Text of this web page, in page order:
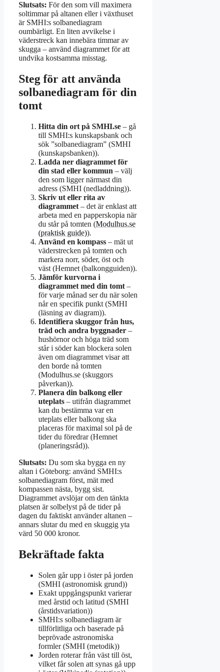
Slutsats: För den som vill maximera
soltimmar på altanen eller i växthuset
är SMHI:s solbanediagram
oumbärligt. En liten avvikelse i
väderstreck kan innebära timmar av
skugga – använd diagrammet för att
undvika kostsamma misstag.
Steg för att använda
solbanediagram för din
tomt
Hitta din ort på SMHI.se – gå
till SMHI:s kunskapsbank och
sök ”solbanediagram” (SMHI
(kunskapsbanken)).
Ladda ner diagrammet för
din stad eller kommun – välj
den som ligger närmast din
adress (SMHI (nedladdning)).
Skriv ut eller rita av
diagrammet – det är enklast att
arbeta med en papperskopia när
du står på tomten (Modulhus.se
(praktisk guide)).
Använd en kompass – mät ut
väderstrecken på tomten och
markera norr, söder, öst och
väst (Hemnet (balkongguiden)).
Jämför kurvorna i
diagrammet med din tomt –
för varje månad ser du när solen
når en specifik punkt (SMHI
(läsning av diagram)).
Identifiera skuggor från hus,
träd och andra byggnader –
hushörnor och höga träd som
står i söder kan blockera solen
även om diagrammet visar att
den borde nå tomten
(Modulhus.se (skuggors
påverkan)).
Planera din balkong eller
uteplats – utifrån diagrammet
kan du bestämma var en
uteplats eller balkong ska
placeras för maximal sol på de
tider du föredrar (Hemnet
(planeringsråd)).
Slutsats: Du som ska bygga en ny
altan i Göteborg: använd SMHI:s
solbanediagram först, mät med
kompassen nästa, bygg sist.
Diagrammet avslöjar om den tänkta
platsen är solbelyst på de tider på
dagen du faktiskt använder altanen –
annars slutar du med en skuggig yta
värd 50 000 kronor.
Bekräftade fakta
Solen går upp i öster på jorden
(SMHI (astronomisk grund))
Exakt uppgångspunkt varierar
med årstid och latitud (SMHI
(årstidsvariation))
SMHI:s solbanediagram är
tillförlitliga och baserade på
beprövade astronomiska
formler (SMHI (metodik))
Jorden roterar från väst till öst,
vilket får solen att synas gå upp